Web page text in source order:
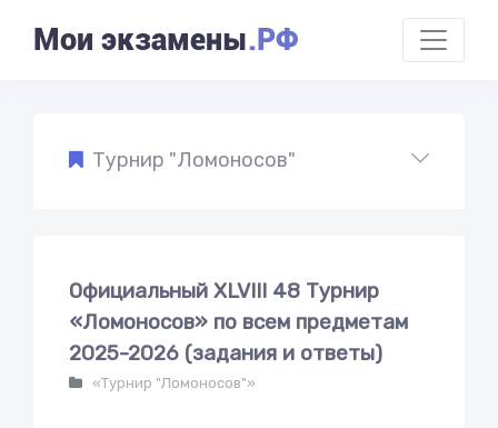
Мои экзамены.РФ
Турнир "Ломоносов"
Официальный XLVIII 48 Турнир
«Ломоносов» по всем предметам
2025-2026 (задания и ответы)
«Турнир "Ломоносов"»